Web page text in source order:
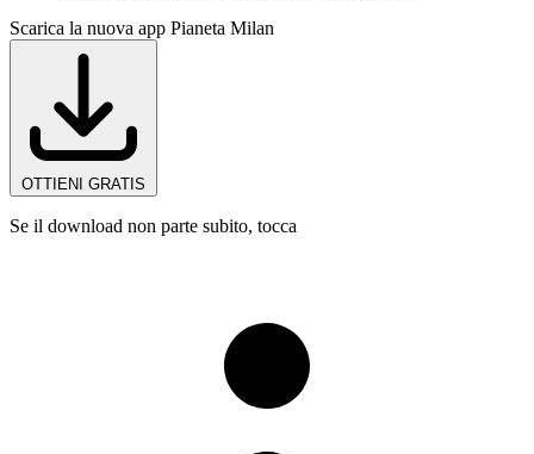
Scarica la nuova app Pianeta Milan
OTTIENI GRATIS
Se il download non parte subito, tocca